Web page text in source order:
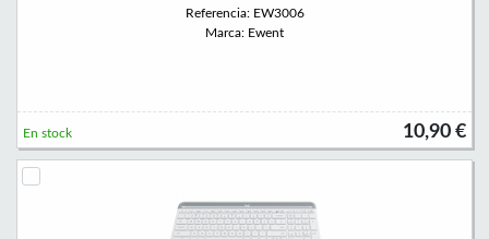
Referencia: EW3006
Marca: Ewent
10,90 €
En stock